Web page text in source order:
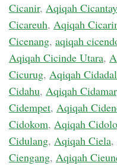
Cicanir, Aqiqah
Cicareuh, Aqiqah
Cicenang, aqiqah
Aqiqah Cicinde Utara,
Cicurug, Aqiqah
Cidahu, Aqiqah Cidamar
Cidempet, Aqiqah
Cidokom, Aqiqah
Cidulang, Aqiqah Ciela,
Ciengang, Aqiqah